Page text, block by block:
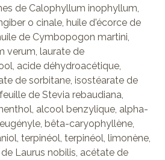
de Calophyllum inophyllum,
o cinale, huile d'écorce de
de Cymbopogon martini,
verum, laurate de
acide déhydroacétique,
de sorbitane, isostéarate de
de Stevia rebaudiana,
alcool benzylique, alpha-
bêta-caryophyllène,
terpinéol, terpinéol, limonène,
Laurus nobilis, acétate de